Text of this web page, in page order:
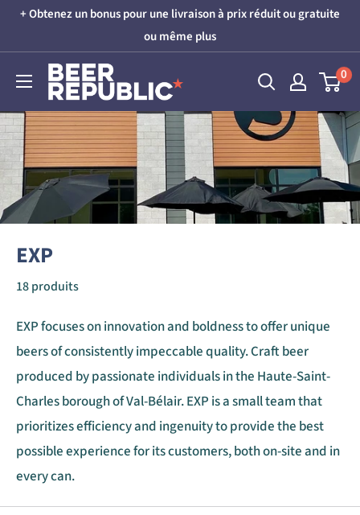
Passer+ Obtenez un bonus pour une livraison à prix réduit ou gratuite
ou même plus
Beer
Republic
0
EXP
18 produits
EXP focuses on innovation and boldness to offer unique
beers of consistently impeccable quality. Craft beer
produced by passionate individuals in the Haute-Saint-
Charles borough of Val-Bélair. EXP is a small team that
prioritizes efficiency and ingenuity to provide the best
possible experience for its customers, both on-site and in
every can.